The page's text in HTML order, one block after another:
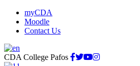
myCDA
Moodle
Contact Us
CDA College Pafos